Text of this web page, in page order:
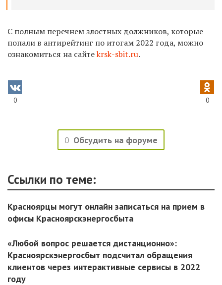
С полным перечнем злостных должников, которые
попали в антирейтинг по итогам 2022 года, можно
ознакомиться на сайтеkrsk-sbit.ru.
0 0
0 Обсудить на форуме
Ссылки по теме:
Красноярцы могут онлайн записаться на прием в
офисы Красноярскэнергосбыта
«Любой вопрос решается дистанционно»:
Красноярскэнергосбыт подсчитал обращения
клиентов через интерактивные сервисы в 2022
году